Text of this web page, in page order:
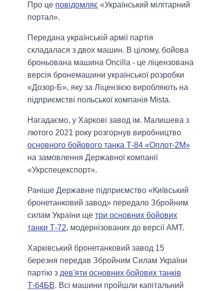
Про це повідомляє «Український мілітарний
портал».
Передана українській армії партія
складалася з двох машин. В цілому, бойова
броньована машина Oncilla - це ліцензована
версія бронемашини української розробки
«Дозор-Б», яку за Ліцензією виробляють на
підприємстві польської компанія Mista.
Нагадаємо, у Харкові завод ім. Малишева з
лютого 2021 року розгорнув виробництво
основного бойового танка Т-84 «Оплот-2М»
на замовлення Державної компанії
«Укрспецекспорт».
Раніше Державне підприємство «Київський
бронетанковий завод» передало Збройним
силам України ще три основних бойових
танки Т-72, модернізованих до версії АМТ.
Харківський бронетанковий завод 15
березня передав Збройним Силам України
партію з дев'яти основних бойових танків
Т-64БВ. Всі машини пройшли капітальний